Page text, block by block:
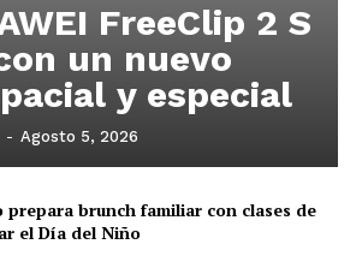
FreeClip 2 S
un nuevo
y especial
- Agosto 5, 2026
brunch familiar con clases de
el Día del Niño